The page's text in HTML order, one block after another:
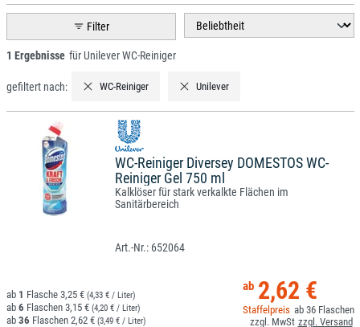
Filter
1 Ergebnisse für Unilever WC-Reiniger
gefiltert nach: WC-Reiniger Unilever
WC-Reiniger Diversey DOMESTOS WC-
Reiniger Gel 750 ml
Kalklöser für stark verkalkte Flächen im
Sanitärbereich
652064
2,62 €
36
1 3,25 € (4,33 € / Liter)
6 3,15 € (4,20 € / Liter)
36 2,62 € (3,49 € / Liter)